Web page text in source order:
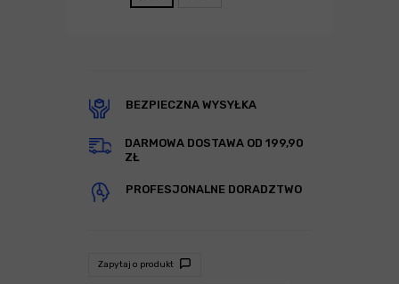
BEZPIECZNA WYSYŁKA
DARMOWA DOSTAWA OD 199,90
ZŁ
PROFESJONALNE DORADZTWO
Zapytaj o produkt